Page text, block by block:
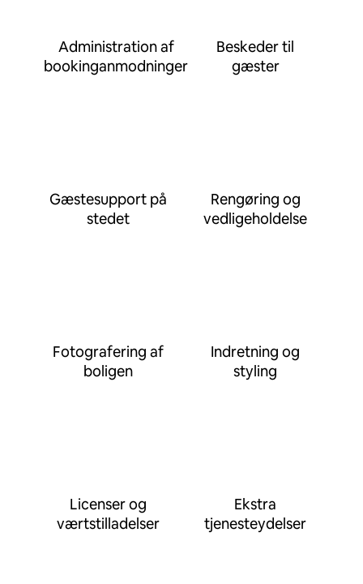
Administration af
bookinganmodninger
Beskeder til
gæster
Gæstesupport på
stedet
Rengøring og
vedligeholdelse
Fotografering af
boligen
Indretning og
styling
Licenser og
værtstilladelser
Ekstra
tjenesteydelser